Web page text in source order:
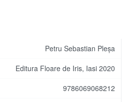
Petru Sebastian Pleșa
Editura Floare de Iris, Iasi 2020
9786069068212